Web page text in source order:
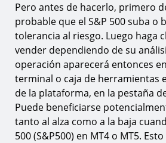
Pero antes de hacerlo, primero
probable que el S&P 500 suba o
tolerancia al riesgo. Luego haga
vender dependiendo de su
operación aparecerá entonces
terminal o caja de herramientas
de la plataforma, en la pestaña
Puede beneficiarse
tanto al alza como a la baja
500 (S&P500) en MT4 o MT5.